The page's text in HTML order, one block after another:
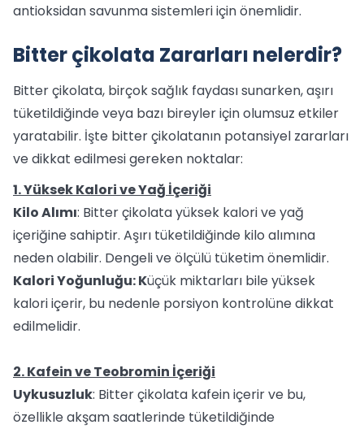
antioksidan savunma sistemleri için önemlidir.
Bitter çikolata Zararları nelerdir?
Bitter çikolata, birçok sağlık faydası sunarken, aşırı
tüketildiğinde veya bazı bireyler için olumsuz etkiler
yaratabilir. İşte bitter çikolatanın potansiyel zararları
ve dikkat edilmesi gereken noktalar:
1. Yüksek Kalori ve Yağ İçeriği
Kilo Alımı: Bitter çikolata yüksek kalori ve yağ
içeriğine sahiptir. Aşırı tüketildiğinde kilo alımına
neden olabilir. Dengeli ve ölçülü tüketim önemlidir.
Kalori Yoğunluğu: Küçük miktarları bile yüksek
kalori içerir, bu nedenle porsiyon kontrolüne dikkat
edilmelidir.
2. Kafein ve Teobromin İçeriği
Uykusuzluk: Bitter çikolata kafein içerir ve bu,
özellikle akşam saatlerinde tüketildiğinde